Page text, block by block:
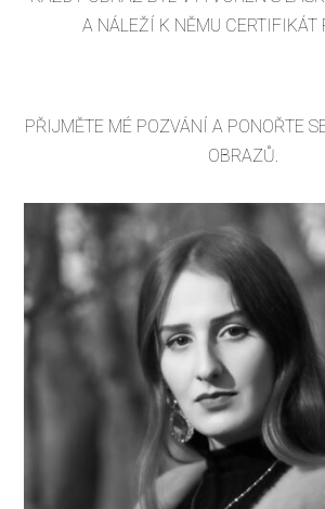
A NÁLEŽÍ K NĚMU CERTIFIKÁT
PŘIJMĚTE MÉ POZVÁNÍ A PONOŘTE
OBRAZŮ.